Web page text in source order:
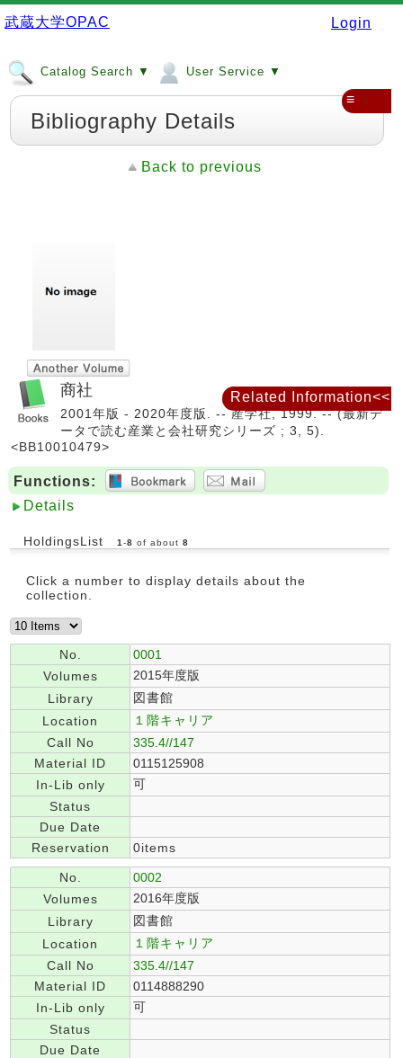
武蔵大学OPAC Login
Catalog Search ▼ User Service ▼
≡
Bibliography Details
Back to previous
商社
2001年版 - 2020年度版. -- 産学社, 1999. -- (最新デ
ータで読む産業と会社研究シリーズ ; 3, 5).
<BB10010479>
Functions:
Details
HoldingsList 1 -8 of about 8
Click a number to display details about the
collection.
No.
0001
Volumes
2015年度版
Library
図書館
Location
１階キャリア
Call No
335.4//147
Material ID
0115125908
In-Lib only
可
Status
Due Date
Reservation
0items
No.
0002
Volumes
2016年度版
Library
図書館
Location
１階キャリア
Call No
335.4//147
Material ID
0114888290
In-Lib only
可
Status
Due Date
Related Information<<